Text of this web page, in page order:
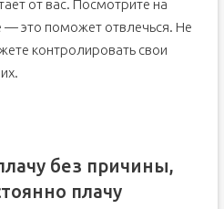
от вас. Посмотрите на
— это поможет отвлечься. Не
контролировать свои
без причины,
плачу